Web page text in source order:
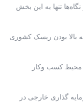
تنها به این بخش
بالا بودن ریسک کشوری
محیط کسب وکار
گذاری خارجی در